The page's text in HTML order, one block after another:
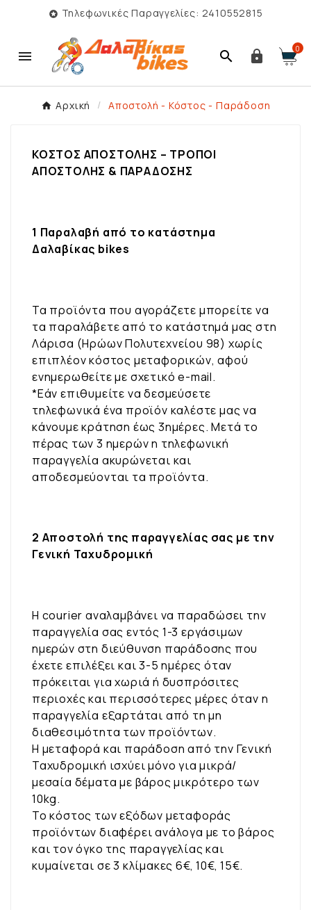
 Τηλεφωνικές Παραγγελίες: 2410552815
   0
Αρχική Αποστολή - Κόστος - Παράδοση
ΚΟΣΤΟΣ ΑΠΟΣΤΟΛΗΣ – ΤΡΟΠΟΙ
ΑΠΟΣΤΟΛΗΣ & ΠΑΡΑΔΟΣΗΣ
1 Παραλαβή από το κατάστημα
Δαλαβίκας bikes
Τα προϊόντα που αγοράζετε μπορείτε να
τα παραλάβετε από το κατάστημά μας στη
Λάρισα (Ηρώων Πολυτεχνείου 98) χωρίς
επιπλέον κόστος μεταφορικών, αφού
ενημερωθείτε με σχετικό e-mail.
*Εάν επιθυμείτε να δεσμεύσετε
τηλεφωνικά ένα προϊόν καλέστε μας να
κάνουμε κράτηση έως 3ημέρες. Μετά το
πέρας των 3 ημερών η τηλεφωνική
παραγγελία ακυρώνεται και
αποδεσμεύονται τα προϊόντα.
2 Αποστολή της παραγγελίας σας με την
Γενική Ταχυδρομική
Η courier αναλαμβάνει να παραδώσει την
παραγγελία σας εντός 1-3 εργάσιμων
ημερών στη διεύθυνση παράδοσης που
έχετε επιλέξει και 3-5 ημέρες όταν
πρόκειται για χωριά ή δυσπρόσιτες
περιοχές και περισσότερες μέρες όταν η
παραγγελία εξαρτάται από τη μη
διαθεσιμότητα των προϊόντων.
Η μεταφορά και παράδοση από την Γενική
Ταχυδρομική ισχύει μόνο για μικρά/
μεσαία δέματα με βάρος μικρότερο των
10kg.
Το κόστος των εξόδων μεταφοράς
προϊόντων διαφέρει ανάλογα με το βάρος
και τον όγκο της παραγγελίας και
κυμαίνεται σε 3 κλίμακες 6€, 10€, 15€.